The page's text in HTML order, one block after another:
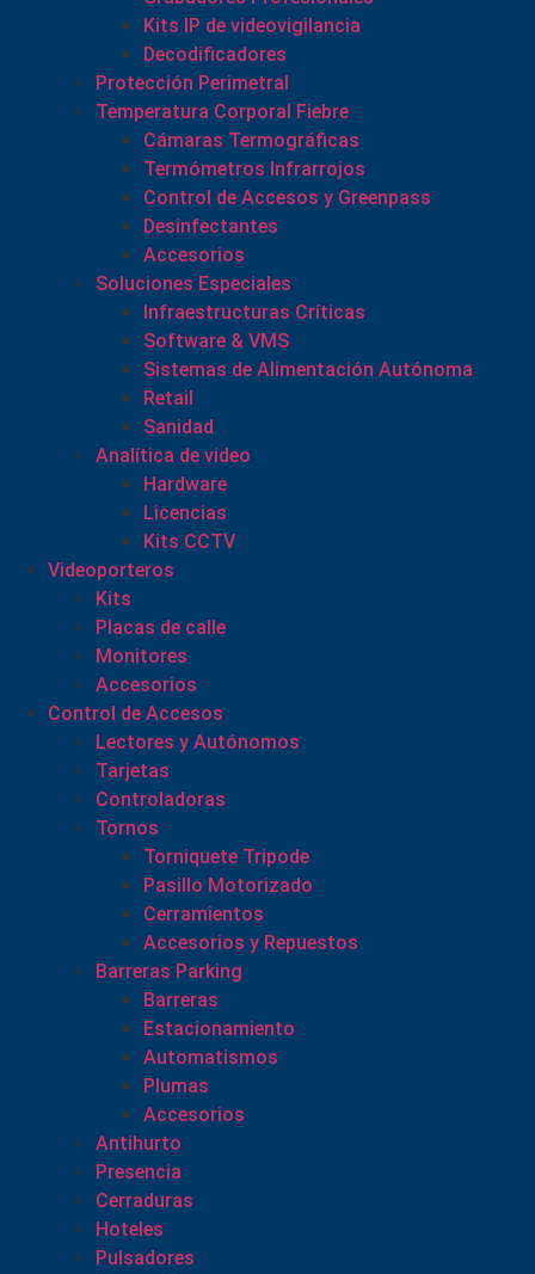
Kits IP de videovigilancia
Decodificadores
Protección Perimetral
Temperatura Corporal Fiebre
Cámaras Termográficas
Termómetros Infrarrojos
Control de Accesos y Greenpass
Desinfectantes
Accesorios
Soluciones Especiales
Infraestructuras Críticas
Software & VMS
Sistemas de Alimentación Autónoma
Retail
Sanidad
Analítica de video
Hardware
Licencias
Kits CCTV
Videoporteros
Kits
Placas de calle
Monitores
Accesorios
Control de Accesos
Lectores y Autónomos
Tarjetas
Controladoras
Tornos
Torniquete Tripode
Pasillo Motorizado
Cerramientos
Accesorios y Repuestos
Barreras Parking
Barreras
Estacionamiento
Automatismos
Plumas
Accesorios
Antihurto
Presencia
Cerraduras
Hoteles
Pulsadores